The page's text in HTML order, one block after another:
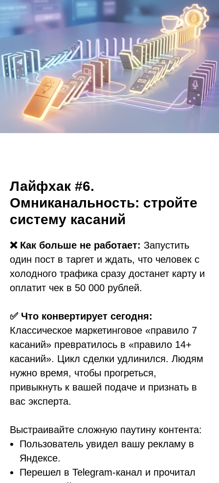
Лайфхак #6.
Омниканальность: стройте
систему касаний
❌ Как больше не работает: Запустить
один пост в таргет и ждать, что человек с
холодного трафика сразу достанет карту и
оплатит чек в 50 000 рублей.
✅ Что конвертирует сегодня:
Классическое маркетинговое «правило 7
касаний» превратилось в «правило 14+
касаний». Цикл сделки удлинился. Людям
нужно время, чтобы прогреться,
привыкнуть к вашей подаче и признать в
вас эксперта.
Выстраивайте сложную паутину контента:
Пользователь увидел вашу рекламу в
Яндексе.
Перешел в Telegram-канал и прочитал